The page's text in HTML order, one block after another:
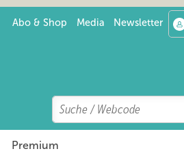
Abo & Shop Media Newsletter
Search
Suchen
Premium